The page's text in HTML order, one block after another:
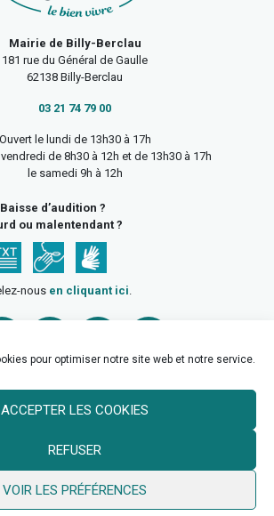
pour optimiser notre site web et notre service.
ACCEPTER LES COOKIES
REFUSER
VOIR LES PRÉFÉRENCES
Mairie de Billy-Berclau
181 rue du Général de Gaulle
62138 Billy-Berclau
03 21 74 79 00
Ouvert le lundi de 13h30 à 17h
de 8h30 à 12h et de 13h30 à 17h
le samedi 9h à 12h
Baisse d’audition ?
ou malentendant ?
nous en cliquant ici.
—neoweb.fr